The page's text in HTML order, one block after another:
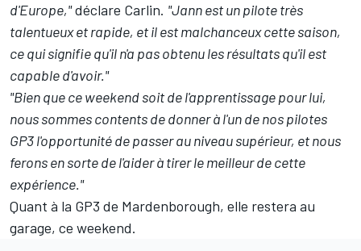
d'Europe,"déclare Carlin. "Jann est un pilote très
talentueux et rapide, et il est malchanceux cette saison,
ce qui signifie qu'il n'a pas obtenu les résultats qu'il est
capable d'avoir."
"Bien que ce weekend soit de l'apprentissage pour lui,
nous sommes contents de donner à l'un de nos pilotes
GP3 l'opportunité de passer au niveau supérieur, et nous
ferons en sorte de l'aider à tirer le meilleur de cette
expérience."
Quant à la GP3 de Mardenborough, elle restera au
garage, ce weekend.